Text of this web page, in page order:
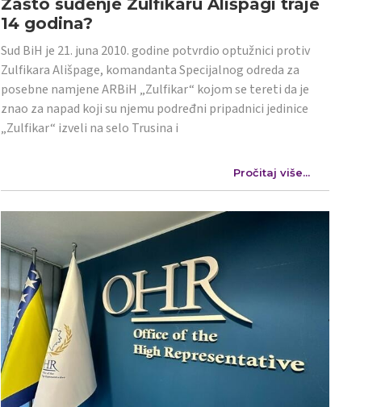
14 godina?
Sud BiH je 21. juna 2010. godine potvrdio optužnici protiv
Zulfikara Ališpage, komandanta Specijalnog odreda za
posebne namjene ARBiH „Zulfikar“ kojom se tereti da je
znao za napad koji su njemu podređni pripadnici jedinice
„Zulfikar“ izveli na selo Trusina i
Pročitaj više...